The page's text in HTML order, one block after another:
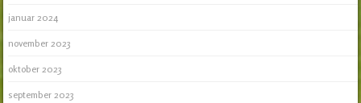
januar 2024
november 2023
oktober 2023
september 2023